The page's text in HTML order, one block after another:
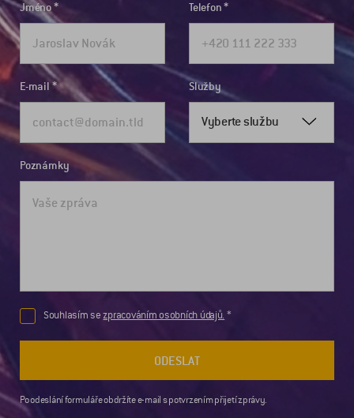
Jméno Telefon
E-mail Služby
Vyberte službu
Poznámky
Souhlasím sezpracováním osobních údajů.
ODESLAT
Po odeslání formuláře obdržíte e-mail s potvrzením přijetí zprávy.